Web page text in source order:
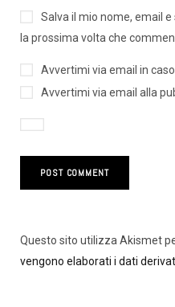
Salva il mio nome, email
la prossima volta che
Avvertimi via email in
Avvertimi via email alla
Questo sito utilizza Akismet
vengono elaborati i dati